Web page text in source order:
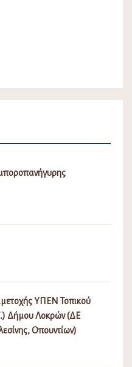
ΥΠΕΝ Τοπικού
Δήμου Λοκρών (ΔΕ
Οπουντίων)